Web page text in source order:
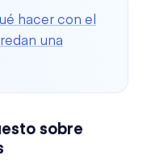
hacer con el
una
sobre